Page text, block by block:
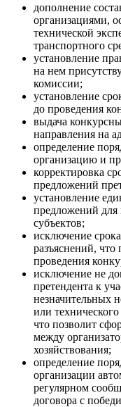
дополнение
организациями,
технической
транспортного
установление
на нем
комиссии;
установление
до проведения
выдача
направления на
определение
организацию и
корректировка
предложений
установление
предложений для
субъектов;
исключение
разъяснений, что
проведения
исключение не
претендента к
незначительных
или
что позволит
между
хозяйствования;
определение
организации
регулярном
договора с